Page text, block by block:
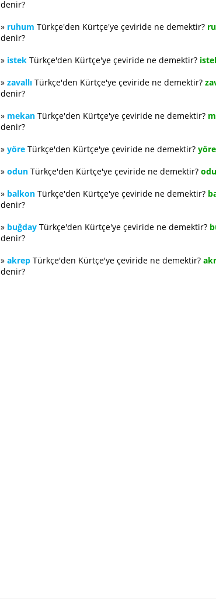
denir?
» ruhum Türkçe'den Kürtçe'ye çeviride ne demektir?
denir?
» istek Türkçe'den Kürtçe'ye çeviride ne demektir?
» zavallı Türkçe'den Kürtçe'ye çeviride ne demektir?
denir?
» mekan Türkçe'den Kürtçe'ye çeviride ne demektir?
denir?
» yöre Türkçe'den Kürtçe'ye çeviride ne demektir? yöre
» odun Türkçe'den Kürtçe'ye çeviride ne demektir?
» balkon Türkçe'den Kürtçe'ye çeviride ne demektir?
denir?
» buğday Türkçe'den Kürtçe'ye çeviride ne demektir?
denir?
» akrep Türkçe'den Kürtçe'ye çeviride ne demektir?
denir?